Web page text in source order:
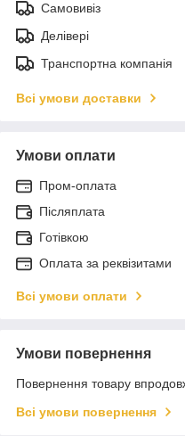
Самовивіз
Делівері
Транспортна компанія
Всі умови доставки
Умови оплати
Пром-оплата
Післяплата
Готівкою
Оплата за реквізитами
Всі умови оплати
Умови повернення
Повернення товару
Всі умови повернення